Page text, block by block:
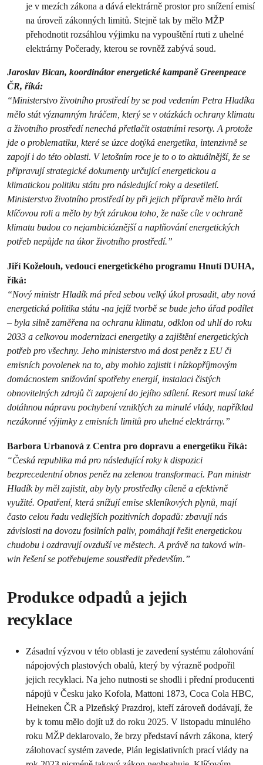
je v mezích zákona a dává elektrárně prostor pro snížení emisí
na úroveň zákonných limitů. Stejně tak by mělo MŽP
přehodnotit rozsáhlou výjimku na vypouštění rtuti z uhelné
elektrárny Počerady, kterou se rovněž zabývá soud.
Jaroslav Bican, koordinátor energetické kampaně Greenpeace
ČR, říká:
“Ministerstvo životního prostředí by se pod vedením Petra Hladíka
mělo stát významným hráčem, který se v otázkách ochrany klimatu
a životního prostředí nenechá přetlačit ostatními resorty. A protože
jde o problematiku, které se úzce dotýká energetika, intenzivně se
zapojí i do této oblasti. V letošním roce je to o to aktuálnější, že se
připravují strategické dokumenty určující energetickou a
klimatickou politiku státu pro následující roky a desetiletí.
Ministerstvo životního prostředí by při jejich přípravě mělo hrát
klíčovou roli a mělo by být zárukou toho, že naše cíle v ochraně
klimatu budou co nejambicióznější a naplňování energetických
potřeb nepůjde na úkor životního prostředí.”
Jiří Koželouh, vedoucí energetického programu Hnutí DUHA,
říká:
“Nový ministr Hladík má před sebou velký úkol prosadit, aby nová
energetická politika státu -na jejíž tvorbě se bude jeho úřad podílet
– byla silně zaměřena na ochranu klimatu, odklon od uhlí do roku
2033 a celkovou modernizaci energetiky a zajištění energetických
potřeb pro všechny. Jeho ministerstvo má dost peněz z EU či
emisních povolenek na to, aby mohlo zajistit i nízkopříjmovým
domácnostem snižování spotřeby energií, instalaci čistých
obnovitelných zdrojů či zapojení do jejího sdílení. Resort musí také
dotáhnou nápravu pochybení vzniklých za minulé vlády, například
nezákonné výjimky z emisních limitů pro uhelné elektrárny.”
Barbora Urbanová z Centra pro dopravu a energetiku říká:
“Česká republika má pro následující roky k dispozici
bezprecedentní obnos peněz na zelenou transformaci. Pan ministr
Hladík by měl zajistit, aby byly prostředky cíleně a efektivně
využité. Opatření, která snížují emise skleníkových plynů, mají
často celou řadu vedlejších pozitivních dopadů: zbavují nás
závislosti na dovozu fosilních paliv, pomáhají řešit energetickou
chudobu i ozdravují ovzduší ve městech. A právě na taková win-
win řešení se potřebujeme soustředit především.”
Produkce odpadů a jejich
recyklace
Zásadní výzvou v této oblasti je zavedení systému zálohování
nápojových plastových obalů, který by výrazně podpořil
jejich recyklaci. Na jeho nutnosti se shodli i přední producenti
nápojů v Česku jako Kofola, Mattoni 1873, Coca Cola HBC,
Heineken ČR a Plzeňský Prazdroj, kteří zároveň dodávají, že
by k tomu mělo dojít už do roku 2025. V listopadu minulého
roku MŽP deklarovalo, že brzy představí návrh zákona, který
zálohovací systém zavede, Plán legislativních prací vlády na